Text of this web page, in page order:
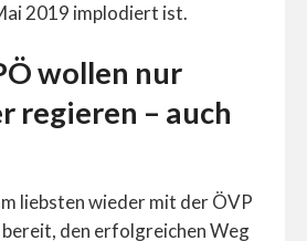
2019 implodiert ist.
wollen nur
regieren – auch
liebsten wieder mit der ÖVP
den erfolgreichen Weg